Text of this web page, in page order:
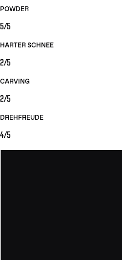
POWDER
5/5
HARTER SCHNEE
2/5
CARVING
2/5
DREHFREUDE
4/5